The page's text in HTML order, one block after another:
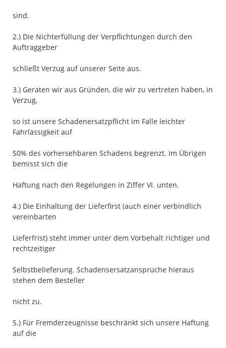
sind.
2.) Die Nichterfüllung der Verpflichtungen durch den
Auftraggeber
schließt Verzug auf unserer Seite aus.
3.) Geraten wir aus Gründen, die wir zu vertreten haben, in
Verzug,
so ist unsere Schadenersatzpflicht im Falle leichter
Fahrlässigkeit auf
50% des vorhersehbaren Schadens begrenzt. Im Übrigen
bemisst sich die
Haftung nach den Regelungen in Ziffer VI. unten.
4.) Die Einhaltung der Lieferfirst (auch einer verbindlich
vereinbarten
Lieferfrist) steht immer unter dem Vorbehalt richtiger und
rechtzeitiger
Selbstbelieferung. Schadensersatzansprüche hieraus
stehen dem Besteller
nicht zu.
5.) Für Fremderzeugnisse beschränkt sich unsere Haftung
auf die